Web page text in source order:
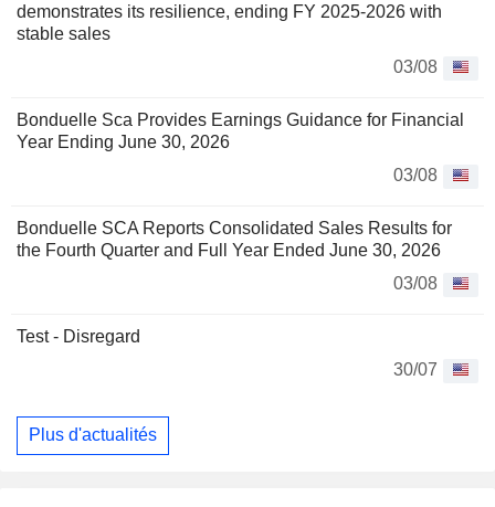
demonstrates its resilience, ending FY 2025-2026 with
stable sales
03/08
Bonduelle Sca Provides Earnings Guidance for Financial
Year Ending June 30, 2026
03/08
Bonduelle SCA Reports Consolidated Sales Results for
the Fourth Quarter and Full Year Ended June 30, 2026
03/08
Test - Disregard
30/07
Plus d'actualités